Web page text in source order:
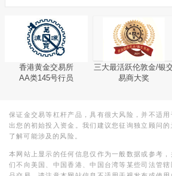
香港黄金交易所
AA类145号行员
三大最活跃伦敦金/银
易商大奖
保证金交易等杠杆产品，具有很大风险，并不适
出您的初始投入资金。我们建议您征询独立顾问
了解可能涉及的风险。
本网站上显示的任何信息仅作为一般数据或参考
们不向美国、中国香港、中国台湾等某些司法管